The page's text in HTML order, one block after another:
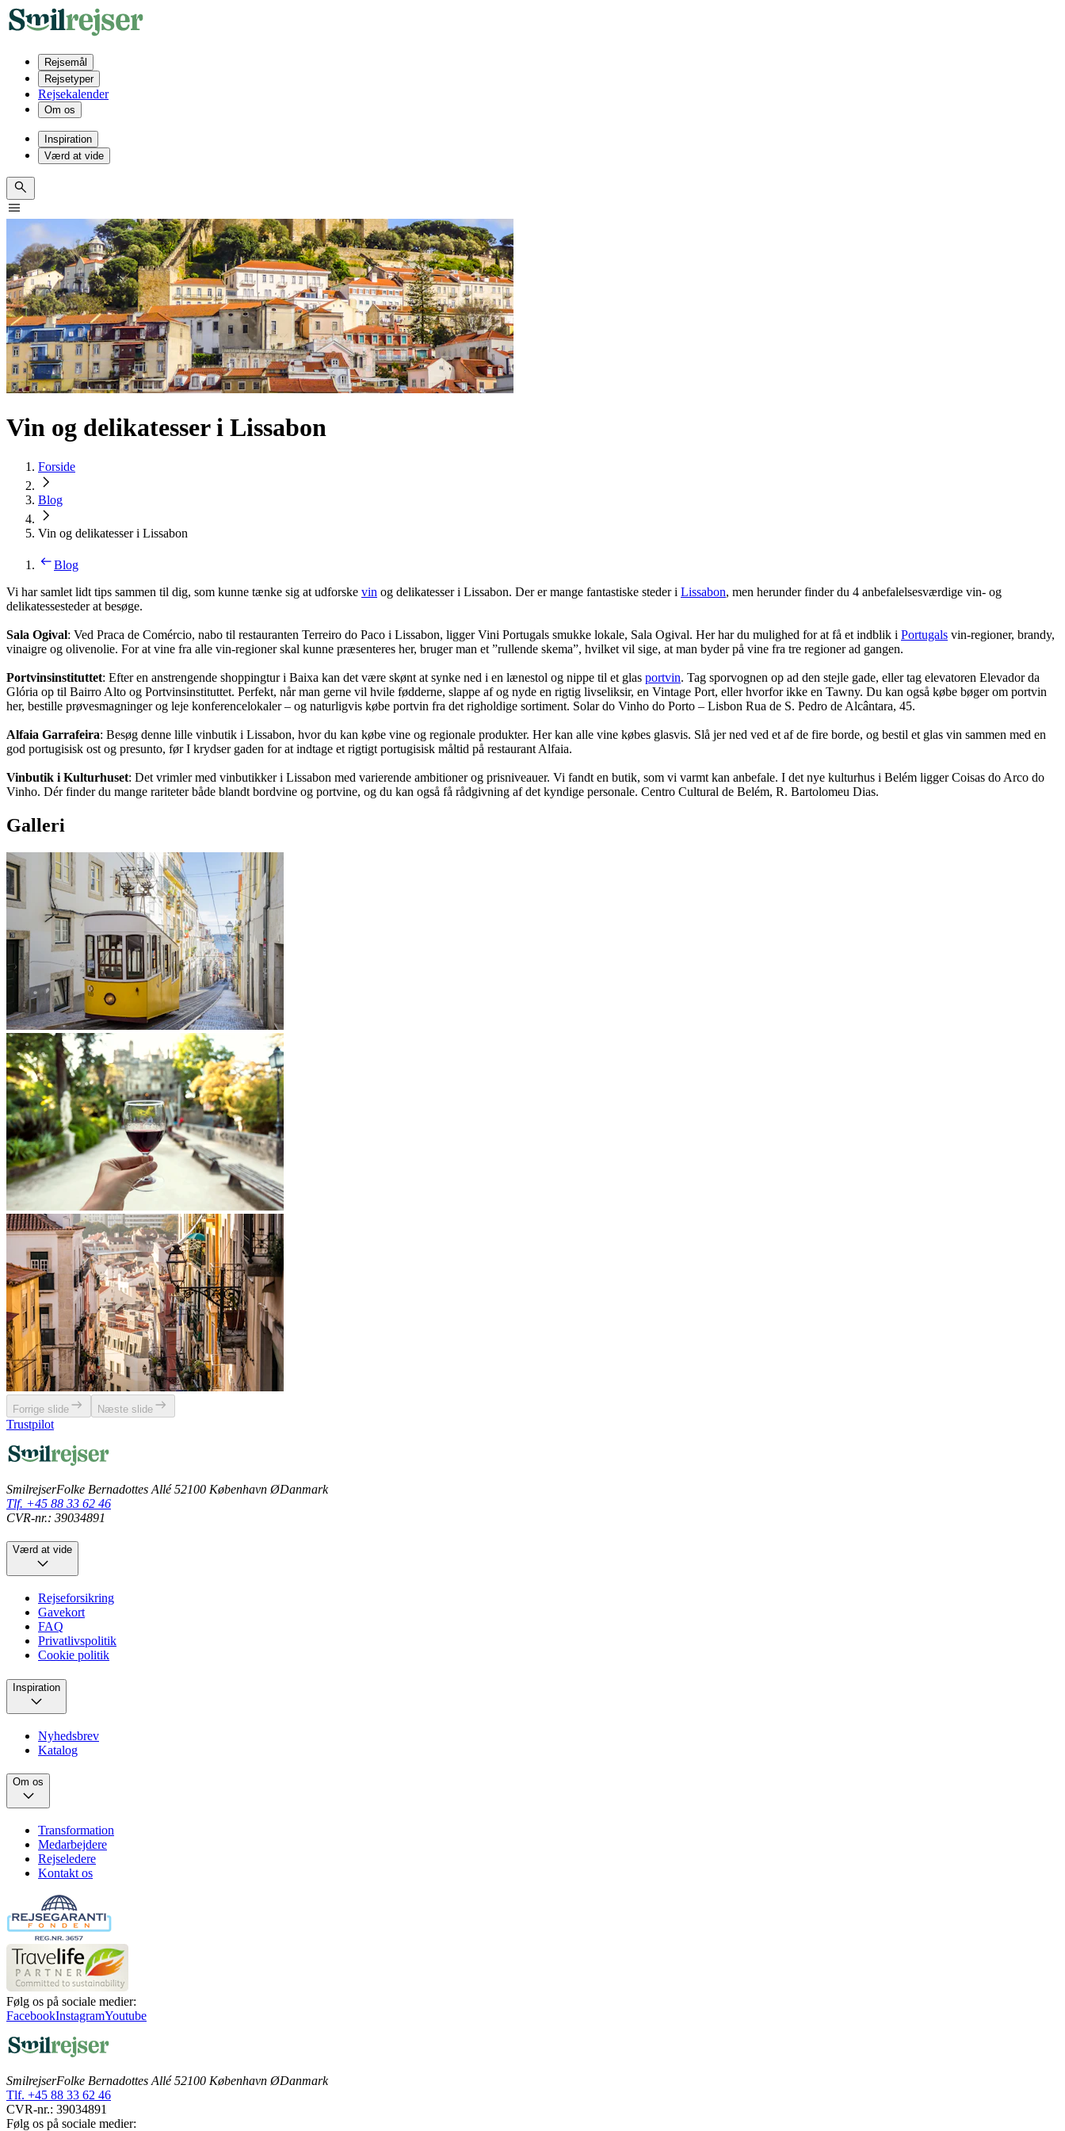
Rejsemål
Rejsetyper
Rejsekalender
Om os
Inspiration
Værd at vide
Vin og delikatesser i Lissabon
Forside
Blog
Vin og delikatesser i Lissabon
Blog
Vi har samlet lidt tips sammen til dig, som kunne tænke sig at udforske vin og delikatesser i Lissabon. Der er mange fantastiske steder i Lissabon, men herunder finder du 4 anbefalelsesværdige vin- og
delikatessesteder at besøge.
Sala Ogival: Ved Praca de Comércio, nabo til restauranten Terreiro do Paco i Lissabon, ligger Vini Portugals smukke lokale, Sala Ogival. Her har du mulighed for at få et indblik i Portugals vin-regioner, brandy,
vinaigre og olivenolie. For at vine fra alle vin-regioner skal kunne præsenteres her, bruger man et ”rullende skema”, hvilket vil sige, at man byder på vine fra tre regioner ad gangen.
Portvinsinstituttet: Efter en anstrengende shoppingtur i Baixa kan det være skønt at synke ned i en lænestol og nippe til et glas portvin. Tag sporvognen op ad den stejle gade, eller tag elevatoren Elevador da
Glória op til Bairro Alto og Portvinsinstituttet. Perfekt, når man gerne vil hvile fødderne, slappe af og nyde en rigtig livseliksir, en Vintage Port, eller hvorfor ikke en Tawny. Du kan også købe bøger om portvin
her, bestille prøvesmagninger og leje konferencelokaler – og naturligvis købe portvin fra det righoldige sortiment. Solar do Vinho do Porto – Lisbon Rua de S. Pedro de Alcântara, 45.
Alfaia Garrafeira: Besøg denne lille vinbutik i Lissabon, hvor du kan købe vine og regionale produkter. Her kan alle vine købes glasvis. Slå jer ned ved et af de fire borde, og bestil et glas vin sammen med en
god portugisisk ost og presunto, før I krydser gaden for at indtage et rigtigt portugisisk måltid på restaurant Alfaia.
Vinbutik i Kulturhuset: Det vrimler med vinbutikker i Lissabon med varierende ambitioner og prisniveauer. Vi fandt en butik, som vi varmt kan anbefale. I det nye kulturhus i Belém ligger Coisas do Arco do
Vinho. Dér finder du mange rariteter både blandt bordvine og portvine, og du kan også få rådgivning af det kyndige personale. Centro Cultural de Belém, R. Bartolomeu Dias.
Galleri
Forrige slide Næste slide
Trustpilot
SmilrejserFolke Bernadottes Allé 52100 København ØDanmark
Tlf. +45 88 33 62 46
CVR-nr.: 39034891
Værd at vide
Rejseforsikring
Gavekort
FAQ
Privatlivspolitik
Cookie politik
Inspiration
Nyhedsbrev
Katalog
Om os
Transformation
Medarbejdere
Rejseledere
Kontakt os
Følg os på sociale medier:
FacebookInstagramYoutube
SmilrejserFolke Bernadottes Allé 52100 København ØDanmark
Tlf. +45 88 33 62 46
CVR-nr.: 39034891
Følg os på sociale medier: